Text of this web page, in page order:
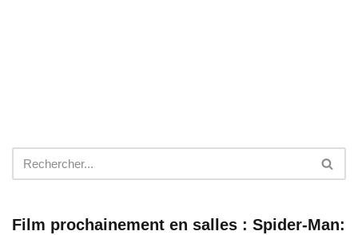
Film prochainement en salles : Spider-Man: